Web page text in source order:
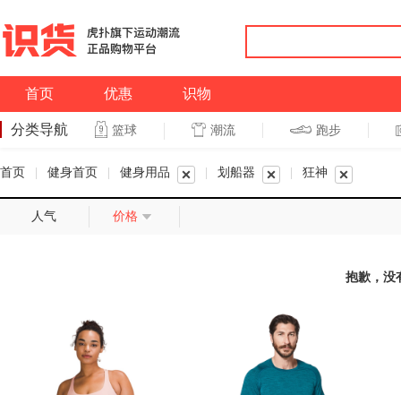
首页 优惠 识物
分类导航 篮球 潮流 跑步
首页 健身首页 健身用品 划船器 狂神
人气 价格
抱歉，没